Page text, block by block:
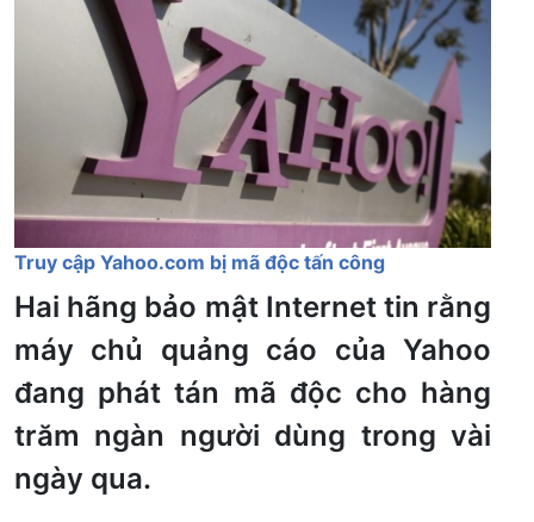
Truy cập Yahoo.com bị mã độc tấn công
Hai hãng bảo mật Internet tin rằng
máy chủ quảng cáo của Yahoo
đang phát tán mã độc cho hàng
trăm ngàn người dùng trong vài
ngày qua.